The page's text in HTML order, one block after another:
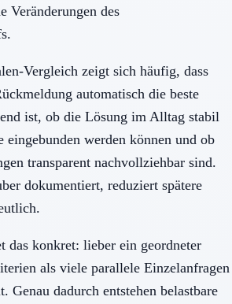
Veränderungen des
Vergleich zeigt sich häufig, dass
automatisch die beste
ist, ob die Lösung im Alltag stabil
werden können und ob
transparent nachvollziehbar sind.
dokumentiert, reduziert spätere
das konkret: lieber ein geordneter
als viele parallele Einzelanfragen
Genau dadurch entstehen belastbare